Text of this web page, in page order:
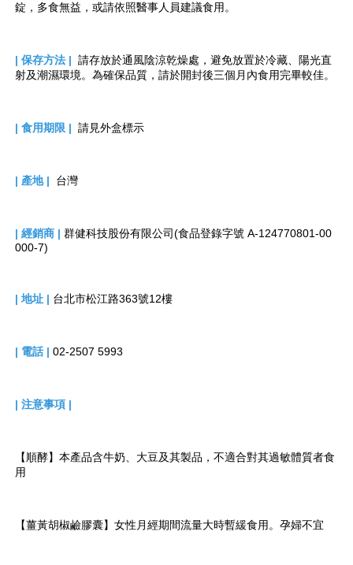
錠，多食無益，或請依照醫事人員建議食用。
| 保存方法 | 請存放於通風陰涼乾燥處，避免放置於冷藏、陽光直
射及潮濕環境。為確保品質，請於開封後三個月內食用完畢較佳。
| 食用期限 | 請見外盒標示
| 產地 | 台灣
| 經銷商 | 群健科技股份有限公司(食品登錄字號 A-124770801-00
000-7)
| 地址 | 台北市松江路363號12樓
| 電話 | 02-2507 5993
| 注意事項 |
【順酵】本產品含牛奶、大豆及其製品，不適合對其過敏體質者食
用
【薑黃胡椒鹼膠囊】女性月經期間流量大時暫緩食用。孕婦不宜